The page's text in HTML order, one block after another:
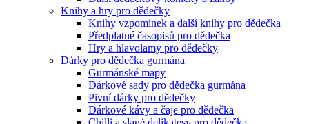
Knihy a hry pro dědečky
Knihy vzpomínek a další knihy pro dědečka
Předplatné časopisů pro dědečka
Hry a hlavolamy pro dědečky
Dárky pro dědečka gurmána
Gurmánské mapy
Dárkové sady pro dědečka gurmána
Pivní dárky pro dědečky
Dárkové kávy a čaje pro dědečka